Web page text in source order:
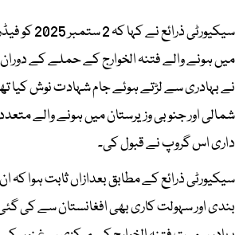
سیکیورٹی
میں ہونے والے فتنہ الخوارج کے حملے کے
نے بہادری سے لڑتے ہوئے جام شہادت نوش کیا
شمالی اور جنوبی وزیرستان میں ہونے والے
داری اس گروپ نے قبول کی۔
سیکیورٹی ذرائع کے مطابق بعدازاں ثابت ہوا
بندی اور سہولت کاری بھی افغانستان سے کی